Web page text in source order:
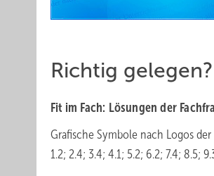
Richtig gelegen?
Fit im Fach: Lösungen der
Grafische Symbole nach Logos der
1.2; 2.4; 3.4; 4.1; 5.2; 6.2; 7.4; 8.5;